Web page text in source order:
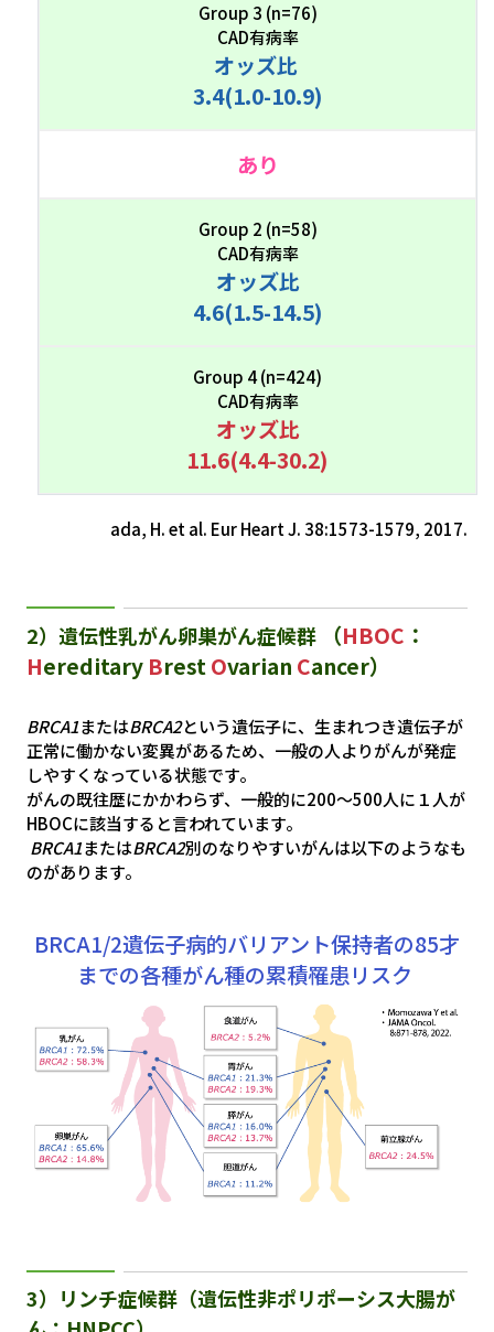
Group 3 (n=76)
CAD有病率
オッズ比
3.4(1.0-10.9)
あり
Group 2 (n=58)
CAD有病率
オッズ比
4.6(1.5-14.5)
Group 4 (n=424)
CAD有病率
オッズ比
11.6(4.4-30.2)
ada, H. et al. Eur Heart J. 38:1573-1579, 2017.
2）遺伝性乳がん卵巣がん症候群 （HBOC ：
Hereditary BrestOvarian Cancer）
BRCA1またはBRCA2という遺伝子に、生まれつき遺伝子が
正常に働かない変異があるため、一般の人よりがんが発症
しやすくなっている状態です。
がんの既往歴にかかわらず、一般的に200～500人に１人が
HBOCに該当すると言われています。
BRCA1またはBRCA2別のなりやすいがんは以下のようなも
のがあります。
BRCA1/2遺伝子病的バリアント保持者の85才
までの各種がん種の累積罹患リスク
3）リンチ症候群（遺伝性非ポリポーシス大腸が